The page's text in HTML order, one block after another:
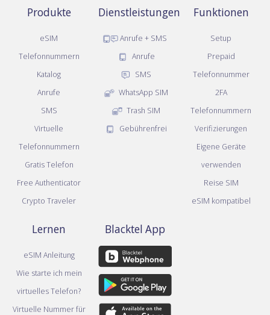
Produkte
eSIM
Telefonnummern
Katalog
Anrufe
SMS
Virtuelle
Telefonnummern
Gratis Telefon
Free Authenticator
Crypto Traveler
Dienstleistungen
Anrufe + SMS
Anrufe
SMS
WhatsApp SIM
Trash SIM
Gebührenfrei
Funktionen
Setup
Prepaid
Telefonnummer
2FA
Telefonnummern
Verifizierungen
Eigene Geräte
verwenden
Reise SIM
eSIM kompatibel
Lernen
eSIM Anleitung
Wie starte ich mein
virtuelles Telefon?
Virtuelle Nummer für
Blacktel App